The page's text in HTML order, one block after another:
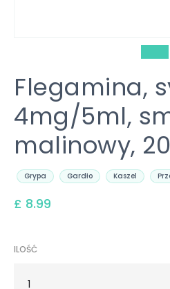
Flegamina,
4mg/5ml,
malinowy,
Grypa Gardło Kaszel
£ 8.99
ILOŚĆ